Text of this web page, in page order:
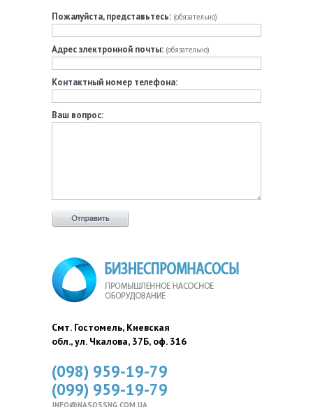
Пожалуйста, представьтесь: (обязательно)
Адрес электронной почты: (обязательно)
Контактный номер телефона:
Ваш вопрос:
Смт. Гостомель, Киевская
обл., ул. Чкалова, 37Б, оф. 316
(098) 959-19-79
(099) 959-19-79
INFO@NASOSSNG.COM.UA